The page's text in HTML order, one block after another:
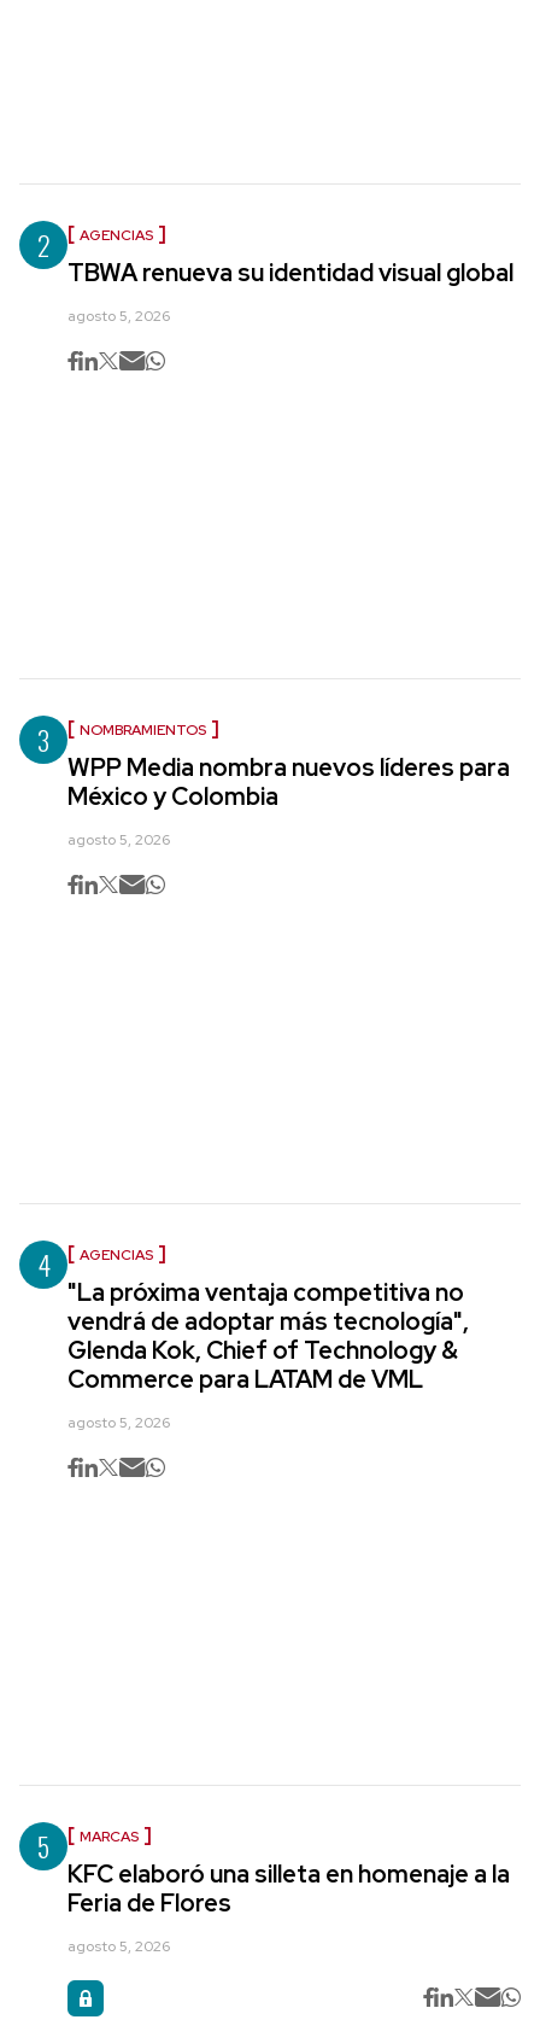
2 AGENCIAS
TBWA renueva su identidad visual global
agosto 5, 2026
3 NOMBRAMIENTOS
WPP Media nombra nuevos líderes para
México y Colombia
agosto 5, 2026
4 AGENCIAS
"La próxima ventaja competitiva no
vendrá de adoptar más tecnología",
Glenda Kok, Chief of Technology &
Commerce para LATAM de VML
agosto 5, 2026
5 MARCAS
KFC elaboró una silleta en homenaje a la
Feria de Flores
agosto 5, 2026